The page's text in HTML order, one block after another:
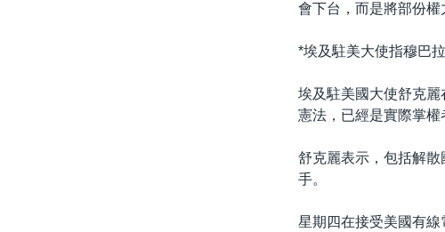
會下台，而是將部份權
*埃及駐美大使指穆巴
埃及駐美國大使舒克
憲法，已經是實際掌權
舒克麗表示，包括解
手。
星期四在接受美國有